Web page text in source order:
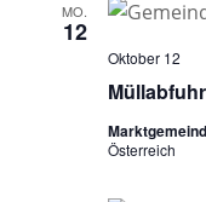
MO.
12
Oktober 12
Österreich